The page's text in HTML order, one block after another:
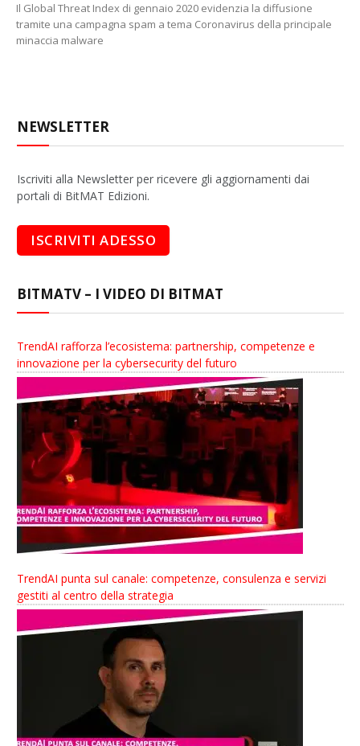
Il Global Threat Index di gennaio 2020 evidenzia la diffusione
tramite una campagna spam a tema Coronavirus della principale
minaccia malware
NEWSLETTER
Iscriviti alla Newsletter per ricevere gli aggiornamenti dai
portali di BitMAT Edizioni.
BITMATV – I VIDEO DI BITMAT
TrendAI rafforza l’ecosistema: partnership, competenze e
innovazione per la cybersecurity del futuro
TrendAI punta sul canale: competenze, consulenza e servizi
gestiti al centro della strategia